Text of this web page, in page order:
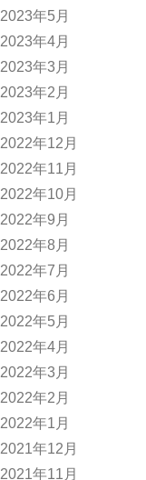
2023年5月
2023年4月
2023年3月
2023年2月
2023年1月
2022年12月
2022年11月
2022年10月
2022年9月
2022年8月
2022年7月
2022年6月
2022年5月
2022年4月
2022年3月
2022年2月
2022年1月
2021年12月
2021年11月